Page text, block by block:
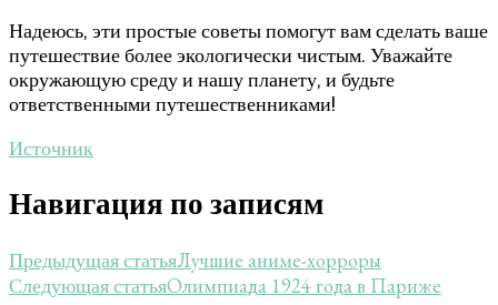
Надеюсь, эти простые советы помогут вам сделать ваше
путешествие более экологически чистым. Уважайте
окружающую среду и нашу планету, и будьте
ответственными путешественниками!
Источник
Навигация по записям
Предыдущая статьяЛучшие аниме-хорроры
Следующая статьяОлимпиада 1924 года в Париже